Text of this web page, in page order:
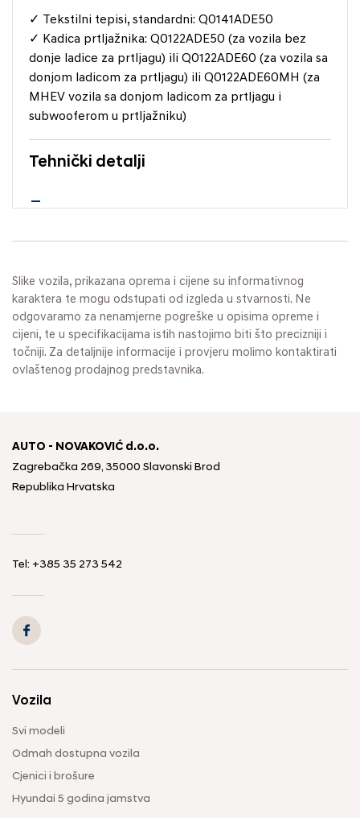
✓ Tekstilni tepisi, standardni: Q0141ADE50
✓ Kadica prtljažnika: Q0122ADE50 (za vozila bez
donje ladice za prtljagu) ili Q0122ADE60 (za vozila sa
donjom ladicom za prtljagu) ili Q0122ADE60MH (za
MHEV vozila sa donjom ladicom za prtljagu i
subwooferom u prtljažniku)
Tehnički detalji
Slike vozila, prikazana oprema i cijene su informativnog
karaktera te mogu odstupati od izgleda u stvarnosti. Ne
odgovaramo za nenamjerne pogreške u opisima opreme i
cijeni, te u specifikacijama istih nastojimo biti što precizniji i
točniji. Za detaljnije informacije i provjeru molimo kontaktirati
ovlaštenog prodajnog predstavnika.
AUTO - NOVAKOVIĆ d.o.o.
Zagrebačka 269, 35000 Slavonski Brod
Republika Hrvatska
Tel: +385 35 273 542
Vozila
Svi modeli
Odmah dostupna vozila
Cjenici i brošure
Hyundai 5 godina jamstva